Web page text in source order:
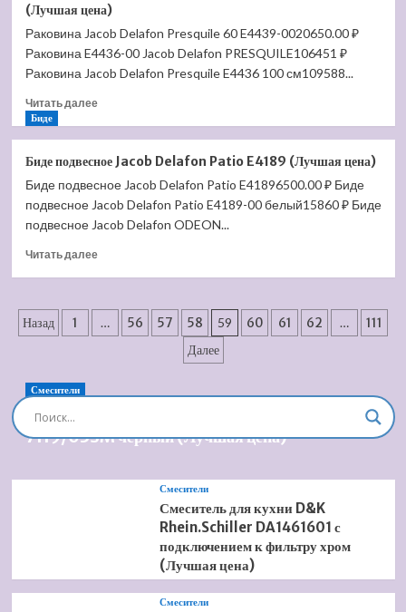
Delafon
Escale
E1289
(Лучшая
(Лучшая цена)
Раковина Jacob Delafon Presquile 60 E4439-0020650.00 ₽
Раковина E4436-00 Jacob Delafon PRESQUILE106451 ₽
Раковина Jacob Delafon Presquile E4436 100 см109588...
Читать далееПрочитать
Раковина
Jacob
Delafon
Presquile
60
00
Биде
Биде подвесное Jacob Delafon Patio E4189 (Лучшая цена)
Биде подвесное Jacob Delafon Patio E41896500.00 ₽ Биде
подвесное Jacob Delafon Patio E4189-00 белый15860 ₽ Биде
подвесное Jacob Delafon ODEON...
Читать далееПрочитать
подвесное
Jacob
Пагинация
Назад 1 … 56 57 58 59 60 61 62 …
111
Далее
Смесители
Душевая система встроенная Timo Briana SX-
7119/03SM черный (Лучшая цена)
Смесители
Смеситель для кухни D&K
Rhein.Schiller DA1461601 с
подключением к фильтру хром
(Лучшая цена)
Смесители